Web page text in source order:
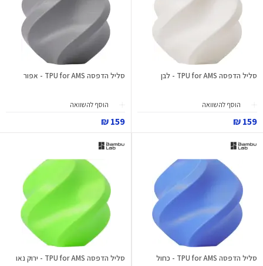
סליל הדפסה TPU for AMS - לבן
הוסף להשוואה
159 ₪
סליל הדפסה TPU for AMS - אפור
הוסף להשוואה
159 ₪
סליל הדפסה TPU for AMS - כחול סליל הדפסה TPU for AMS - ירוק נאו